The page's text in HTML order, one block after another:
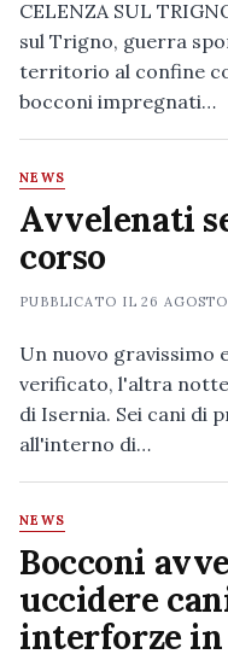
CELENZA SUL
sul Trigno, guerra
territorio al confine
bocconi impregnati…
NEWS
Avvelenati
corso
PUBBLICATO IL26
Un nuovo gravissimo
verificato, l'altra
di Isernia. Sei cani di
all'interno di…
NEWS
Bocconi
uccidere
interforze